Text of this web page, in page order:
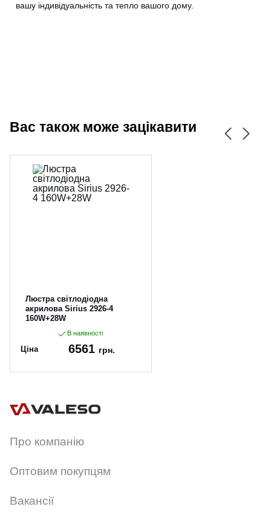
вашу індивідуальність та тепло вашого дому.
Вас також може зацікавити
Люстра світлодіодна
акрилова Sirius 2926-4
160W+28W
В наявності
Ціна 6561 грн.
Про компанію
Оптовим покупцям
Вакансії